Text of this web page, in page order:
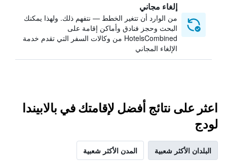
إلغاء مجاني
من الوارد أن تتغير الخطط — نتفهم ذلك. ولهذا يمكنك
البحث وحجز فنادق وأماكن إقامة على
HotelsCombined من وكالات السفر التي تقدم خدمة
الإلغاء المجاني
اعثر على نتائج أفضل لإقامتك في بالابيندا
لودج
البلدان الأكثر شعبية المدن الأكثر شعبية